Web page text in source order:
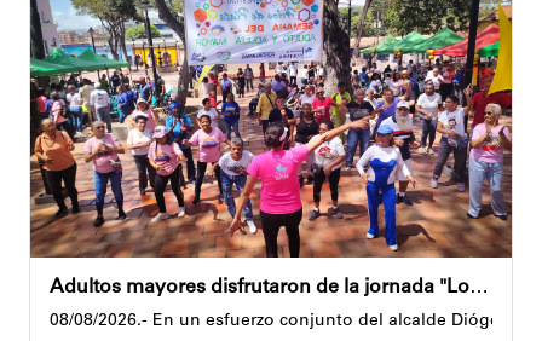
Además, estas acciones se ejecutan en articulación con
Andyvell Román
Adultos mayores disfrutaron de la jornada "Los abuelos ríen, Venezuela ríe"
08/08/2026.- En un esfuerzo conjunto del alcalde